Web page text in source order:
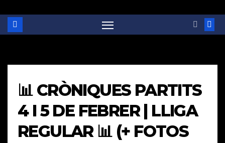
📊 CRÒNIQUES PARTITS
4 I 5 DE FEBRER | LLIGA
REGULAR 📊 (+ FOTOS